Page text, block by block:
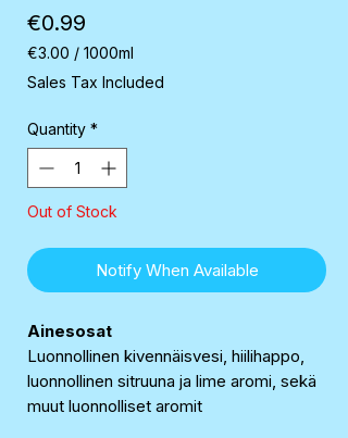
€0.99
€3.00 / 1000ml
€3.00
per
Milliliters
Sales Tax Included
Quantity *
Out of Stock
Notify When Available
Ainesosat
Luonnollinen kivennäisvesi, hiilihappo,
luonnollinen sitruuna ja lime aromi, sekä
muut luonnolliset aromit